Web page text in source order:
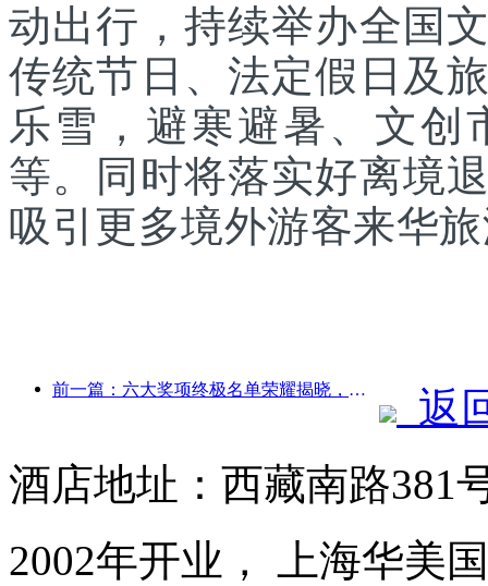
动出行，持续举办全国
传统节日、法定假日及
乐雪，避寒避暑、文创
等。同时将落实好离境
吸引更多境外游客来华
前一篇：六大奖项终极名单荣耀揭晓，百余酒店及企业斩获年度奖项！
返
酒店地址：西藏南路381
2002年开业， 上海华美